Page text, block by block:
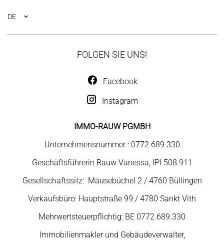
DE
FOLGEN SIE UNS!
Facebook
Instagram
IMMO-RAUW PGMBH
Unternehmensnummer : 0772 689 330
Geschäftsführerin Rauw Vanessa, IPI 508.911
Gesellschaftssitz: Mäusebüchel 2 / 4760 Büllingen
Verkaufsbüro: Hauptstraße 99 / 4780 Sankt Vith
Mehrwertsteuerpflichtig: BE 0772.689.330
Immobilienmakler und Gebäudeverwalter,